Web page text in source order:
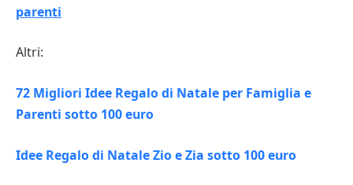
parenti
Altri:
72 Migliori Idee Regalo di Natale per Famiglia e
Parenti sotto 100 euro
Idee Regalo di Natale Zio e Zia sotto 100 euro